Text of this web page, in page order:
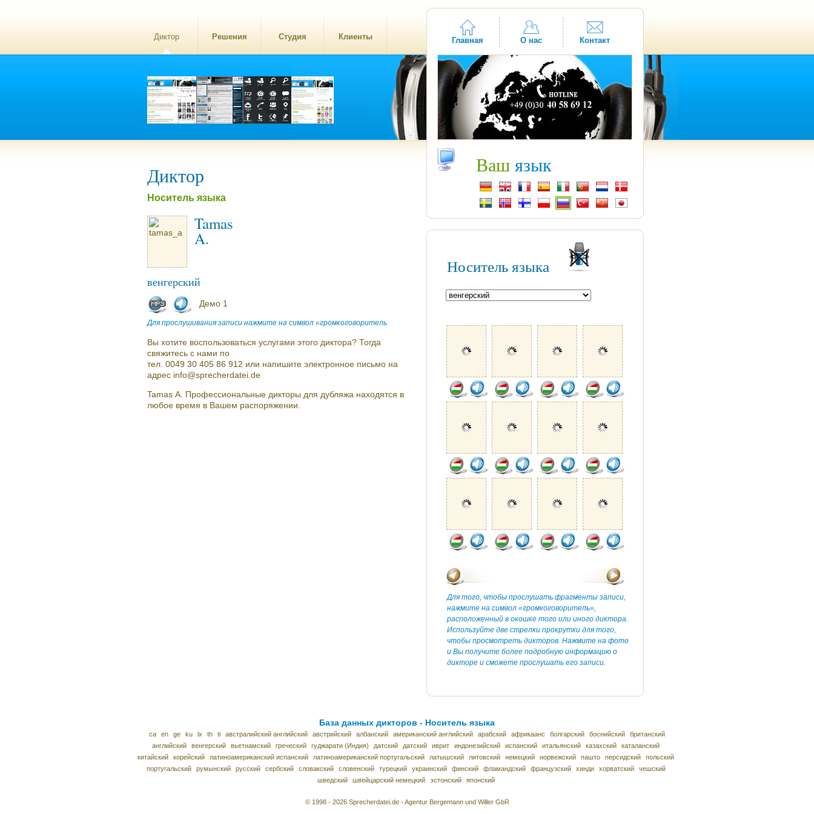
Диктор Решения Студия Клиенты Главная О нас Контакт
Диктор
Носитель языка
Tamas
A.
венгерский
Демо 1
Для прослушивания записи нажмите на символ «громкоговоритель
Вы хотите воспользоваться услугами этого диктора? Тогда
свяжитесь с нами по
тел. 0049 30 405 86 912 или напишите электронное письмо на
адрес info@sprecherdatei.de
Tamas A. Профессиональные дикторы для дубляжа находятся в
любое время в Вашем распоряжении.
Ваш язык
Носитель языка
Для того, чтобы прослушать фрагменты записи,
нажмите на символ «громкоговоритель»,
расположенный в окошке того или иного диктора.
Используйте две стрелки прокрутки для того,
чтобы просмотреть дикторов. Нажмите на фото
и Вы получите более подробную информацию о
дикторе и сможете прослушать его записи.
База данных дикторов - Носитель языка
ca en ge ku lx th ti австралийский английский австрийский албанский американский английский арабский африкаанс болгарский боснийский
британский
английский
венгерский вьетнамский греческий гуджарати (Индия) датский датский иврит индонезийский испанский итальянский казахский
каталанский
китайский
корейский латиноамериканский испанский латиноамериканский португальский латышский литовский немецкий норвежский пашто персидский
польский
португальский
румынский русский сербский словакский словенский турецкий украинский финский фламандский французский хинди хорватский
чешский
шведский
швейцарский немецкий эстонский японский
© 1998 - 2026 Sprecherdatei.de - Agentur Bergemann und Willer GbR